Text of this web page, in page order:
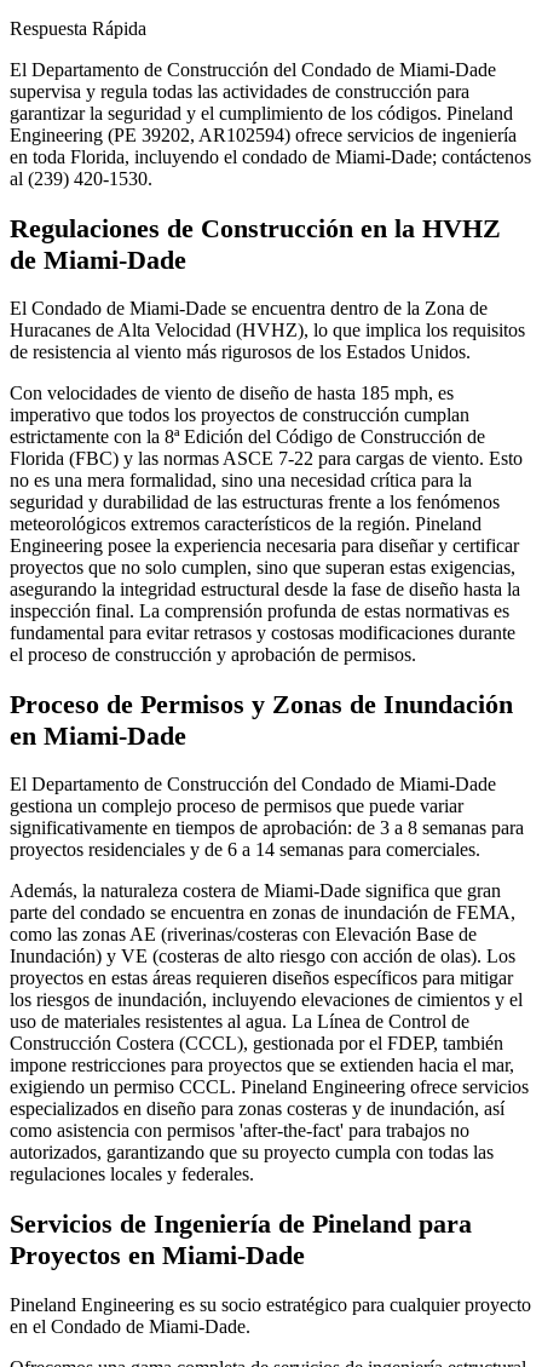
Respuesta Rápida
El Departamento de Construcción del Condado de Miami-Dade
supervisa y regula todas las actividades de construcción para
garantizar la seguridad y el cumplimiento de los códigos. Pineland
Engineering (PE 39202, AR102594) ofrece servicios de ingeniería
en toda Florida, incluyendo el condado de Miami-Dade; contáctenos
al (239) 420-1530.
Regulaciones de Construcción en la HVHZ
de Miami-Dade
El Condado de Miami-Dade se encuentra dentro de la Zona de
Huracanes de Alta Velocidad (HVHZ), lo que implica los requisitos
de resistencia al viento más rigurosos de los Estados Unidos.
Con velocidades de viento de diseño de hasta 185 mph, es
imperativo que todos los proyectos de construcción cumplan
estrictamente con la 8ª Edición del Código de Construcción de
Florida (FBC) y las normas ASCE 7-22 para cargas de viento. Esto
no es una mera formalidad, sino una necesidad crítica para la
seguridad y durabilidad de las estructuras frente a los fenómenos
meteorológicos extremos característicos de la región. Pineland
Engineering posee la experiencia necesaria para diseñar y certificar
proyectos que no solo cumplen, sino que superan estas exigencias,
asegurando la integridad estructural desde la fase de diseño hasta la
inspección final. La comprensión profunda de estas normativas es
fundamental para evitar retrasos y costosas modificaciones durante
el proceso de construcción y aprobación de permisos.
Proceso de Permisos y Zonas de Inundación
en Miami-Dade
El Departamento de Construcción del Condado de Miami-Dade
gestiona un complejo proceso de permisos que puede variar
significativamente en tiempos de aprobación: de 3 a 8 semanas para
proyectos residenciales y de 6 a 14 semanas para comerciales.
Además, la naturaleza costera de Miami-Dade significa que gran
parte del condado se encuentra en zonas de inundación de FEMA,
como las zonas AE (riverinas/costeras con Elevación Base de
Inundación) y VE (costeras de alto riesgo con acción de olas). Los
proyectos en estas áreas requieren diseños específicos para mitigar
los riesgos de inundación, incluyendo elevaciones de cimientos y el
uso de materiales resistentes al agua. La Línea de Control de
Construcción Costera (CCCL), gestionada por el FDEP, también
impone restricciones para proyectos que se extienden hacia el mar,
exigiendo un permiso CCCL. Pineland Engineering ofrece servicios
especializados en diseño para zonas costeras y de inundación, así
como asistencia con permisos 'after-the-fact' para trabajos no
autorizados, garantizando que su proyecto cumpla con todas las
regulaciones locales y federales.
Servicios de Ingeniería de Pineland para
Proyectos en Miami-Dade
Pineland Engineering es su socio estratégico para cualquier proyecto
en el Condado de Miami-Dade.